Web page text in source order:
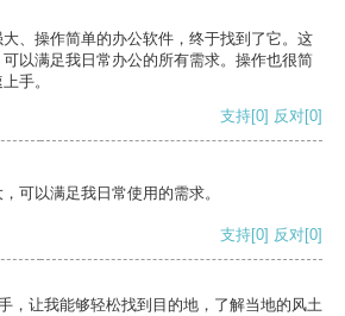
、操作简单的办公软件，终于找到了它。这
以满足我日常办公的所有需求。操作也很简
手。
支持[0] 反对[0]
可以满足我日常使用的需求。
支持[0] 反对[0]
，让我能够轻松找到目的地，了解当地的风土